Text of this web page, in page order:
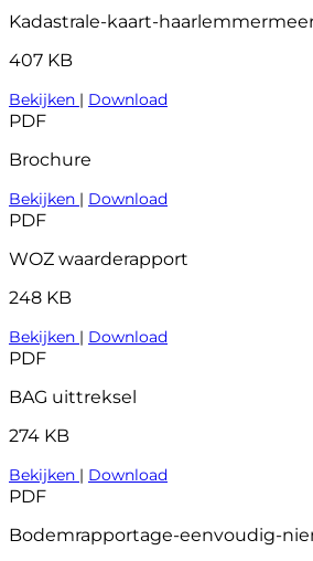
Kadastrale-kaart-
407 KB
Bekijken | Download
PDF
Brochure
Bekijken | Download
PDF
WOZ waarderapport
248 KB
Bekijken | Download
PDF
BAG uittreksel
274 KB
Bekijken | Download
PDF